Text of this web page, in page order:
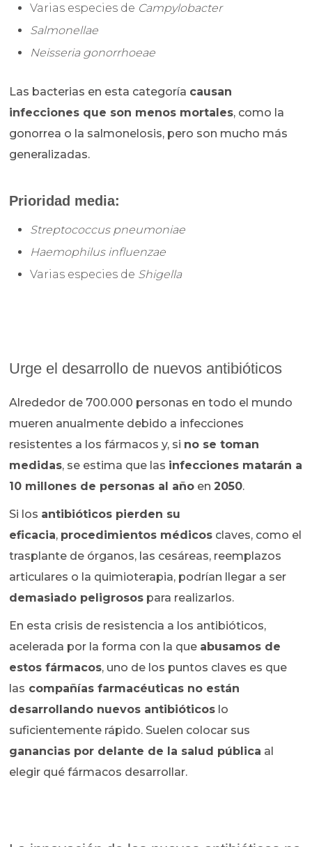
Varias especies de Campylobacter
Salmonellae
Neisseria gonorrhoeae
Las bacterias en esta categoría causan
infecciones que son menos mortales, como la
gonorrea o la salmonelosis, pero son mucho más
generalizadas.
Prioridad media:
Streptococcus pneumoniae
Haemophilus influenzae
Varias especies de Shigella
Urge el desarrollo de nuevos antibióticos
Alrededor de 700.000 personas en todo el mundo
mueren anualmente debido a infecciones
resistentes a los fármacos y, si no se toman
medidas, se estima que las infecciones matarán a
10 millones de personas al año en2050.
Si los antibióticos pierden su
eficacia, procedimientos médicos claves, como el
trasplante de órganos, las cesáreas, reemplazos
articulares o la quimioterapia, podrían llegar a ser
demasiado peligrosos para realizarlos.
En esta crisis de resistencia a los antibióticos,
acelerada por la forma con la que abusamos de
estos fármacos, uno de los puntos claves es que
las compañías farmacéuticas no están
desarrollando nuevos antibióticos lo
suficientemente rápido. Suelen colocar sus
ganancias por delante de la salud pública al
elegir qué fármacos desarrollar.